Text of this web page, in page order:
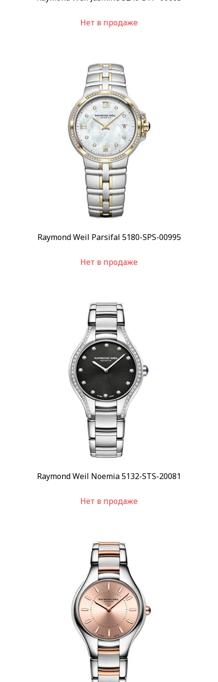
Нет в продаже
Raymond Weil Parsifal 5180-SPS-00995
Нет в продаже
Raymond Weil Noemia 5132-STS-20081
Нет в продаже